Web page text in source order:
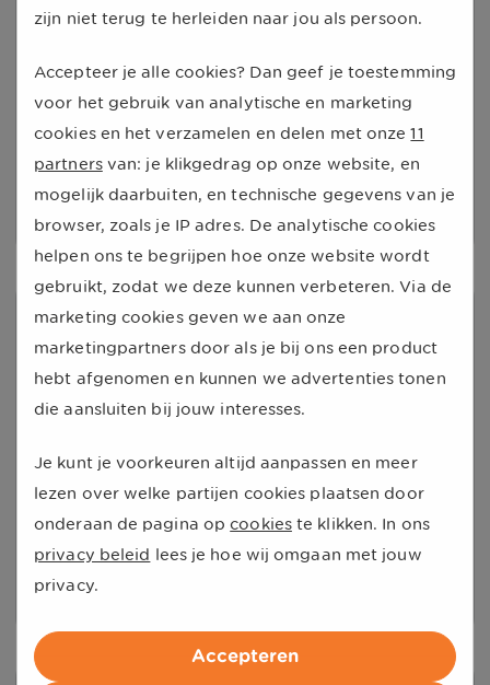
klantenservice, fijn om te lezen dat dit
Hartelijk dank voor het plaatsen van uw
beoordeling en het geven van een
geweldig cijfer.
Met vriendelijke groet, Sharon
Snel en goed geregeld
28-02-2020
Alexander
Maarssen
Onze reactie
Beste Alexander,
Hartelijk dank voor het plaatsen van uw
beoordeling en het geven van een
prachtig cijfer. Erg fijn dat de
schadeafdeling naar wens is verlopen.
ons terecht, wij helpen u graag verder!
Met vriendelijke groet, Sharon
9
kan haast niet beter
perfect opgelost
H Mudde, Vroomshoop
Beveelt ons aan
Beste H. Mudde,
zijn niet terug te herleiden naar jou als persoon.
Accepteer je alle cookies? Dan geef je toestemming
voor het gebruik van analytische en marketing
cookies en het verzamelen en delen met onze 11
partners van: je klikgedrag op onze website, en
mogelijk daarbuiten, en technische gegevens van je
browser, zoals je IP adres. De analytische cookies
helpen ons te begrijpen hoe onze website wordt
gebruikt, zodat we deze kunnen verbeteren. Via de
marketing cookies geven we aan onze
marketingpartners door als je bij ons een product
hebt afgenomen en kunnen we advertenties tonen
die aansluiten bij jouw interesses.
Je kunt je voorkeuren altijd aanpassen en meer
lezen over welke partijen cookies plaatsen door
onderaan de pagina op cookies te klikken. In ons
privacy beleid lees je hoe wij omgaan met jouw
privacy.
Accepteren